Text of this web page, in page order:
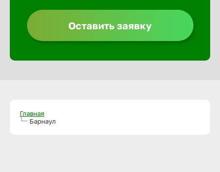
Оставить заявку
Главная
Барнаул